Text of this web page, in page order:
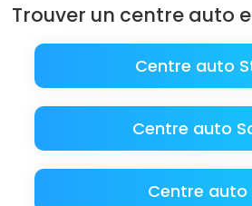
Trouver un centre auto
Centre auto
Centre auto
Centre auto